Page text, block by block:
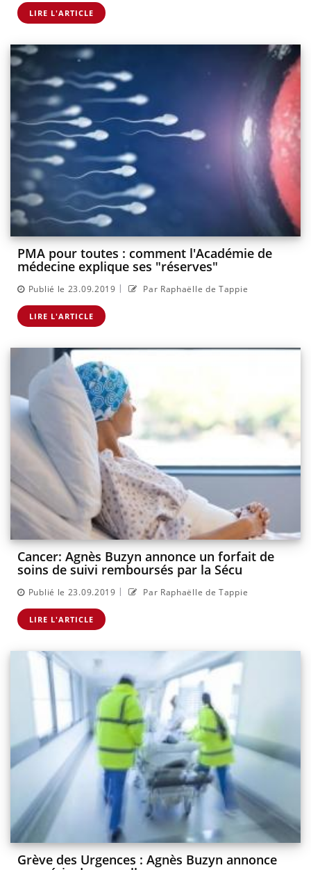
LIRE L'ARTICLE
PMA pour toutes : comment l'Académie de
médecine explique ses "réserves"
Publié le 23.09.2019 | Par Raphaëlle de Tappie
LIRE L'ARTICLE
Cancer: Agnès Buzyn annonce un forfait de
soins de suivi remboursés par la Sécu
Publié le 23.09.2019 | Par Raphaëlle de Tappie
LIRE L'ARTICLE
Grève des Urgences : Agnès Buzyn annonce